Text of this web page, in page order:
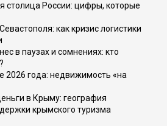
столица России: цифры, которые
как кризис логистики
в паузах и сомнениях: кто
2026 года: недвижимость «на
в Крыму: география
крымского туризма